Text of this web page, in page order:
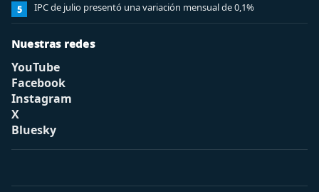
5 IPC de julio presentó una variación mensual de 0,1%
Nuestras redes
YouTube
Facebook
Instagram
X
Bluesky